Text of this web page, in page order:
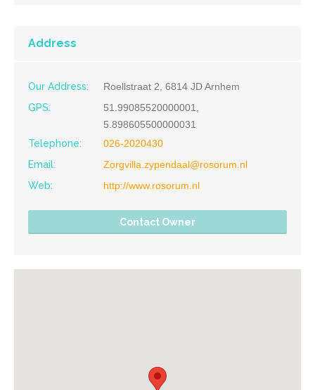
Address
Our Address:
Roellstraat 2, 6814 JD Arnhem
GPS:
51.99085520000001,
5.898605500000031
Telephone:
026-2020430
Email:
Zorgvilla.zypendaal@rosorum.nl
Web:
http://www.rosorum.nl
Contact Owner